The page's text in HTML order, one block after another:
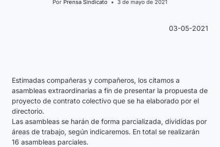
Por Prensa Sindicato 3 de mayo de 2021
03-05-2021
Estimadas compañeras y compañeros, los citamos a
asambleas extraordinarias a fin de presentar la propuesta de
proyecto de contrato colectivo que se ha elaborado por el
directorio.
Las asambleas se harán de forma parcializada, divididas por
áreas de trabajo, según indicaremos. En total se realizarán
16 asambleas parciales.